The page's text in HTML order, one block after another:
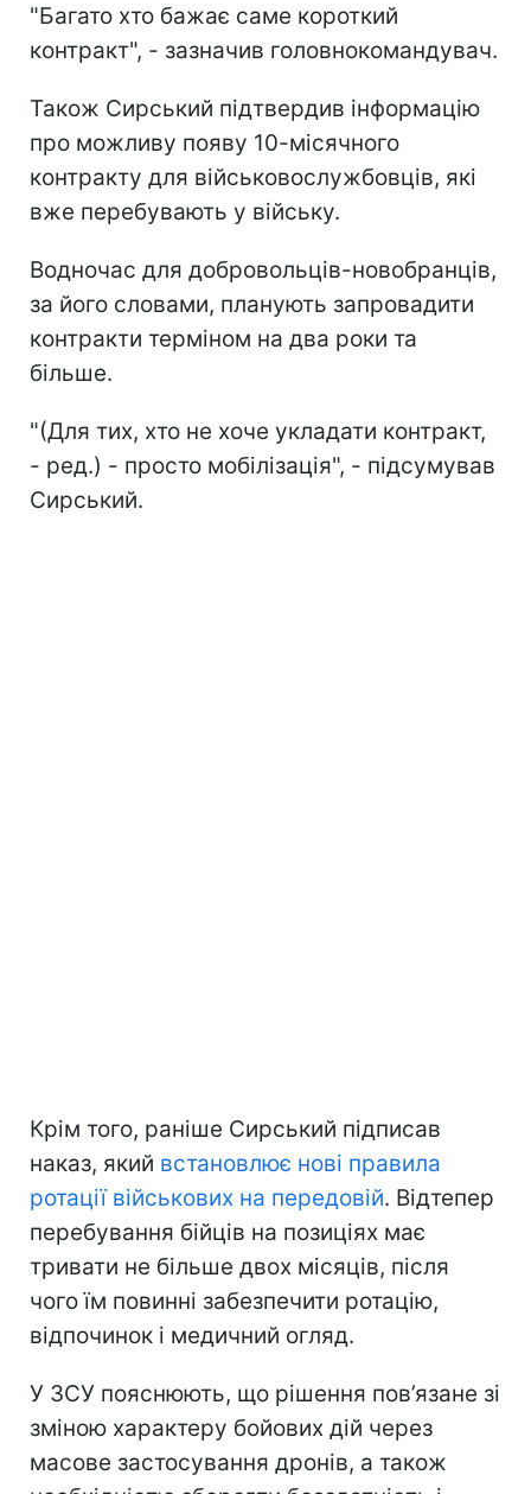
"Багато хто бажає саме короткий
контракт", - зазначив головнокомандувач.
Також Сирський підтвердив інформацію
про можливу появу 10-місячного
контракту для військовослужбовців, які
вже перебувають у війську.
Водночас для добровольців-новобранців,
за його словами, планують запровадити
контракти терміном на два роки та
більше.
"(Для тих, хто не хоче укладати контракт,
- ред.) - просто мобілізація", - підсумував
Сирський.
Крім того, раніше Сирський підписав
наказ, який встановлює нові правила
ротації військових на передовій. Відтепер
перебування бійців на позиціях має
тривати не більше двох місяців, після
чого їм повинні забезпечити ротацію,
відпочинок і медичний огляд.
У ЗСУ пояснюють, що рішення пов’язане зі
зміною характеру бойових дій через
масове застосування дронів, а також